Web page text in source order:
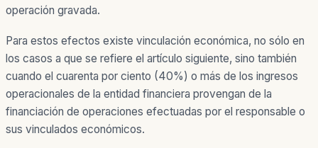
operación gravada.
Para estos efectos existe vinculación económica, no sólo en
los casos a que se refiere el artículo siguiente, sino también
cuando el cuarenta por ciento (40%) o más de los ingresos
operacionales de la entidad financiera provengan de la
financiación de operaciones efectuadas por el responsable o
sus vinculados económicos.